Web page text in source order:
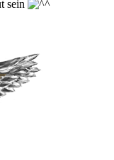
sein